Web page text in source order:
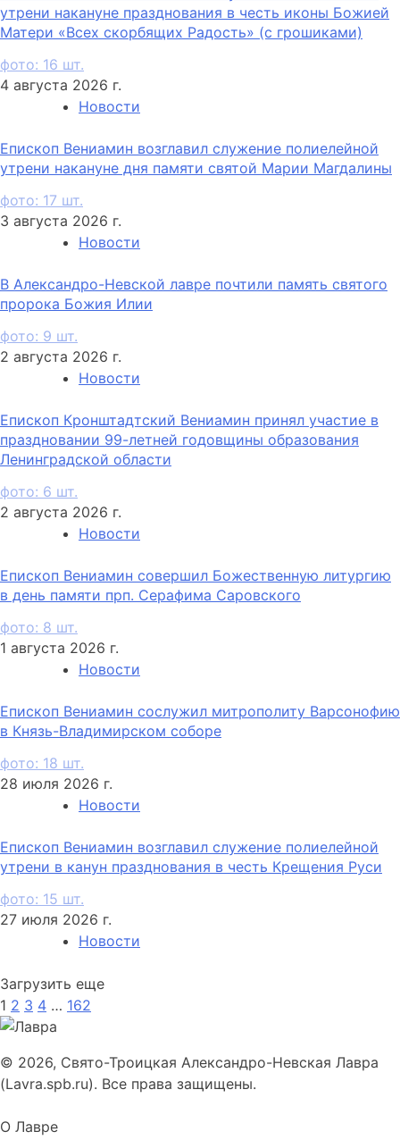
утрени накануне празднования в честь иконы Божией
Матери «Всех скорбящих Радость» (с грошиками)
фото: 16 шт.
4 августа 2026 г.
Новости
Епископ Вениамин возглавил служение полиелейной
утрени накануне дня памяти святой Марии Магдалины
фото: 17 шт.
3 августа 2026 г.
Новости
В Александро-Невской лавре почтили память святого
пророка Божия Илии
фото: 9 шт.
2 августа 2026 г.
Новости
Епископ Кронштадтский Вениамин принял участие в
праздновании 99-летней годовщины образования
Ленинградской области
фото: 6 шт.
2 августа 2026 г.
Новости
Епископ Вениамин совершил Божественную литургию
в день памяти прп. Серафима Саровского
фото: 8 шт.
1 августа 2026 г.
Новости
Епископ Вениамин сослужил митрополиту Варсонофию
в Князь-Владимирском соборе
фото: 18 шт.
28 июля 2026 г.
Новости
Епископ Вениамин возглавил служение полиелейной
утрени в канун празднования в честь Крещения Руси
фото: 15 шт.
27 июля 2026 г.
Новости
Загрузить еще
1 2 3 4 … 162
© 2026, Свято-Троицкая Александро-Невская Лавра
(Lavra.spb.ru). Все права защищены.
О Лавре